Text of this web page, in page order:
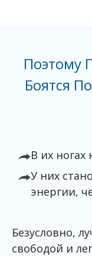
Поэтому
Боятся
В их ногах
У них
энергии,
Безусловно,
свободой и